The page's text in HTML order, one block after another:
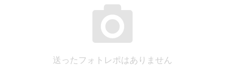
送ったフォトレポはありません